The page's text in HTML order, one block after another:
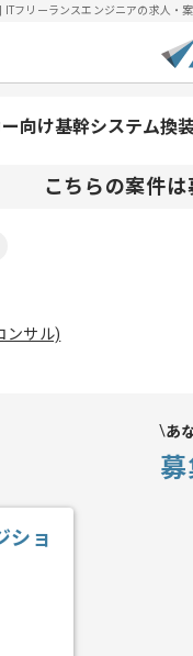
ITフリーランスエンジニアの求人
ー向け基幹システム換
こちらの案件
ンサル)
あ
ショ